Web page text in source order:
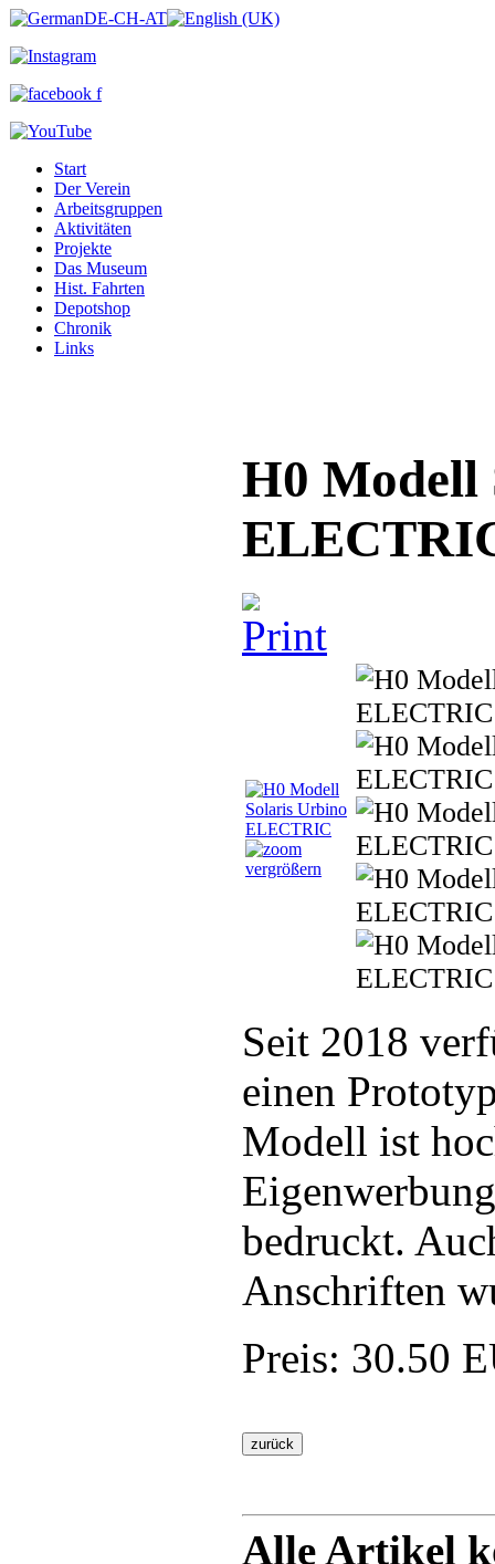
Start
Der Verein
Arbeitsgruppen
Aktivitäten
Projekte
Das Museum
Hist. Fahrten
Depotshop
Chronik
Links
H0 Modell
vergrößern
Seit 2018
einen
Modell ist
bedruckt.
Anschriften
Preis: 30.50
Alle Artikel